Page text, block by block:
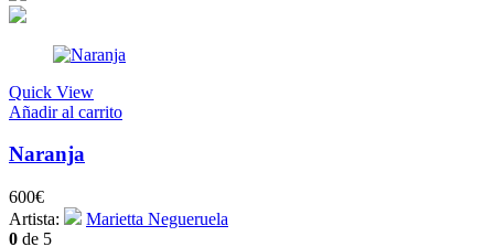
Quick View
Añadir al carrito
Naranja
600€
Artista:
Marietta Negueruela
0 de 5